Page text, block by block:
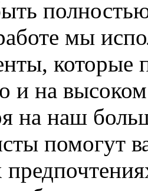
мы
которые
и на
на наш
помогут